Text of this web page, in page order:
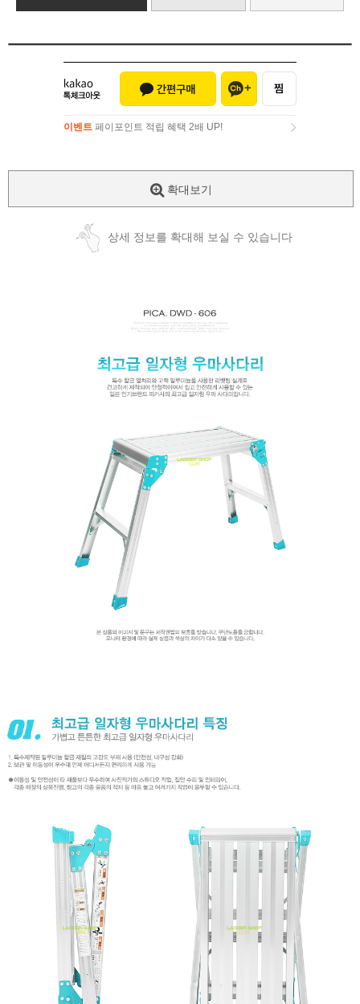
이벤트 페이포인트 적립 혜택 2배 UP!
확대보기
상세 정보를 확대해 보실 수 있습니다